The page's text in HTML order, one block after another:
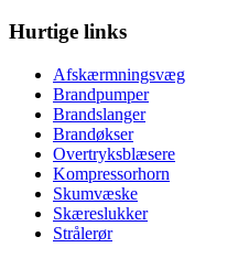
Hurtige links
Afskærmningsvæg
Brandpumper
Brandslanger
Brandøkser
Overtryksblæsere
Kompressorhorn
Skumvæske
Skæreslukker
Strålerør